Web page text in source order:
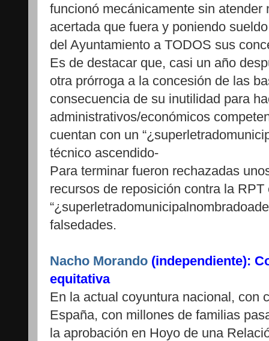
funcionó mecánicamente sin atender
acertada que fuera y poniendo
del Ayuntamiento a TODOS sus
Es de destacar que, casi un año
otra prórroga a la concesión de las
consecuencia de su inutilidad para
administrativos/económicos
cuentan con un
técnico ascendido-
Para terminar fueron rechazadas
recursos de reposición contra la
falsedades.
Nacho Morando (independiente):
equitativa
En la actual coyuntura nacional, con
España, con millones de familias
la aprobación en Hoyo de una